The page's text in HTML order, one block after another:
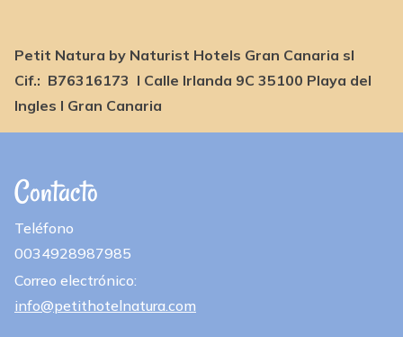
Petit Natura by Naturist Hotels Gran Canaria sl
Cif.: B76316173 I Calle Irlanda 9C 35100 Playa del
Ingles I Gran Canaria
Contacto
Teléfono
0034928987985
Correo electrónico:
info@petithotelnatura.com